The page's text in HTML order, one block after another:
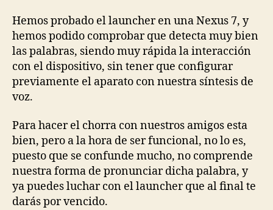
Hemos probado el launcher en una Nexus 7, y
hemos podido comprobar que detecta muy bien
las palabras, siendo muy rápida la interacción
con el dispositivo, sin tener que configurar
previamente el aparato con nuestra síntesis de
voz.
Para hacer el chorra con nuestros amigos esta
bien, pero a la hora de ser funcional, no lo es,
puesto que se confunde mucho, no comprende
nuestra forma de pronunciar dicha palabra, y
ya puedes luchar con el launcher que al final te
darás por vencido.